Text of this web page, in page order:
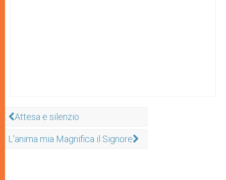
Attesa e silenzio
L'anima mia Magnifica il Signore